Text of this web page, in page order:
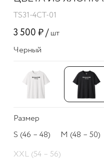
TS31-4CT-01
3 500 ₽ /шт
Черный
Размер
S (46 – 48)
M (48 – 50)
XXL (54 – 56)